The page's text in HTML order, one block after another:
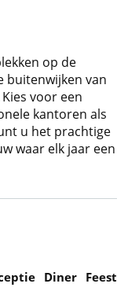
op de
buitenwijken van
voor een
kantoren als
u het prachtige
waar elk jaar een
Diner Feest